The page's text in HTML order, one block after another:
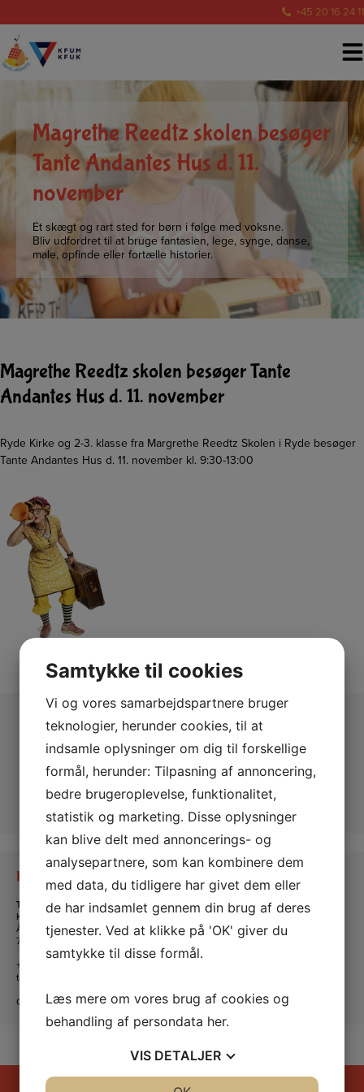
indholdet
+45 20 16 24 11
Magrethe Reedtz skolen besøger
Tante Andantes Hus d. 11.
november
Et skægt og rart sted for børn i følge med voksne.
Bliv udfordret til at bruge fantasien, lege, synge, danse,
male, opfinde eller fortælle historier.
Magrethe Reedtz skolen besøger Tante
Andantes Hus d. 11. november
Ryde Kirke og 2-3. klasse fra Margrethe Reedtz Skolen i Ryde besøger
Tante Andantes Hus d. 11. november kl. 9:30-13:00
Kontakt os
Tante Andante Hus
KFUM og KFUK i Lemvig
Ågade 5
7620 Lemvig
+45 20 16 24 11
tanteandante@kfum-kfuk.dk
CVR: 30771397
Samtykke til cookies
Vi og vores samarbejdspartnere bruger
teknologier, herunder cookies, til at
indsamle oplysninger om dig til forskellige
formål, herunder: Tilpasning af annoncering,
bedre brugeroplevelse, funktionalitet,
statistik og marketing. Disse oplysninger
kan blive delt med annoncerings- og
analysepartnere, som kan kombinere dem
med data, du tidligere har givet dem eller
de har indsamlet gennem din brug af deres
tjenester. Ved at klikke på 'OK' giver du
samtykke til disse formål.
Læs mere om vores brug af cookies og
behandling af persondata her.
VIS DETALJER